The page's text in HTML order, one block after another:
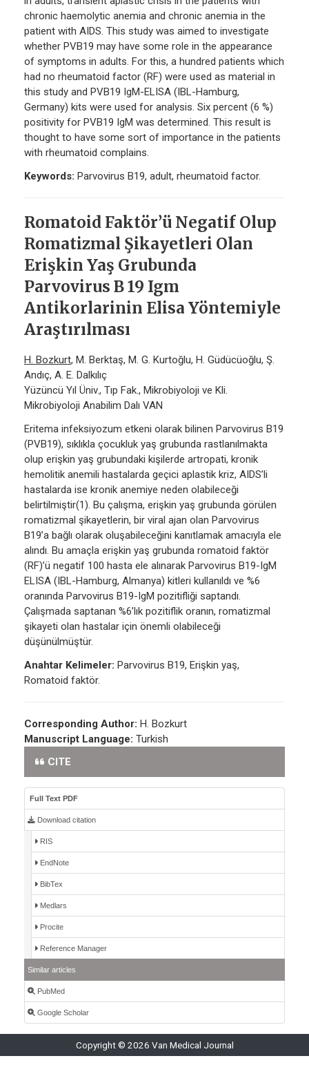
chronic haemolytic anemia and chronic anemia in the
patient with AIDS. This study was aimed to investigate
whether PVB19 may have some role in the appearance
of symptoms in adults. For this, a hundred patients which
had no rheumatoid factor (RF) were used as material in
this study and PVB19 IgM-ELISA (IBL-Hamburg,
Germany) kits were used for analysis. Six percent (6 %)
positivity for PVB19 IgM was determined. This result is
thought to have some sort of importance in the patients
with rheumatoid complains.
Keywords: Parvovirus B19, adult, rheumatoid factor.
Romatoid Faktör’ü Negatif Olup
Romatizmal Şikayetleri Olan
Erişkin Yaş Grubunda
Parvovirus B 19 Igm
Antikorlarinin Elisa Yöntemiyle
Araştırılması
H. Bozkurt, M. Berktaş, M. G. Kurtoğlu, H. Güdücüoğlu, Ş.
Andıç, A. E. Dalkılıç
Yüzüncü Yıl Üniv., Tıp Fak., Mikrobiyoloji ve Kli.
Mikrobiyoloji Anabilim Dalı VAN
Eritema infeksiyozum etkeni olarak bilinen Parvovirus B19
(PVB19), sıklıkla çocukluk yaş grubunda rastlanılmakta
olup erişkin yaş grubundaki kişilerde artropati, kronik
hemolitik anemili hastalarda geçici aplastik kriz, AIDS’li
hastalarda ise kronik anemiye neden olabileceği
belirtilmiştir(1). Bu çalışma, erişkin yaş grubunda görülen
romatizmal şikayetlerin, bir viral ajan olan Parvovirus
B19’a bağlı olarak oluşabileceğini kanıtlamak amacıyla ele
alındı. Bu amaçla erişkin yaş grubunda romatoid faktör
(RF)’ü negatif 100 hasta ele alınarak Parvovirus B19-IgM
ELISA (IBL-Hamburg, Almanya) kitleri kullanıldı ve %6
oranında Parvovirus B19-IgM pozitifliği saptandı.
Çalışmada saptanan %6’lık pozitiflik oranın, romatizmal
şikayeti olan hastalar için önemli olabileceği
düşünülmüştür.
Anahtar Kelimeler: Parvovirus B19, Erişkin yaş,
Romatoid faktör.
Corresponding Author: H. Bozkurt
Manuscript Language: Turkish
CITE
Full Text PDF
Download citation
RIS
EndNote
BibTex
Medlars
Procite
Reference Manager
Similar articles
PubMed
Google Scholar
Copyright © 2026 Van Medical Journal